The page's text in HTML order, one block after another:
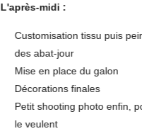
L'après-midi :
Customisation tissu puis
des abat-jour
Mise en place du galon
Décorations finales
Petit shooting photo enfin,
le veulent